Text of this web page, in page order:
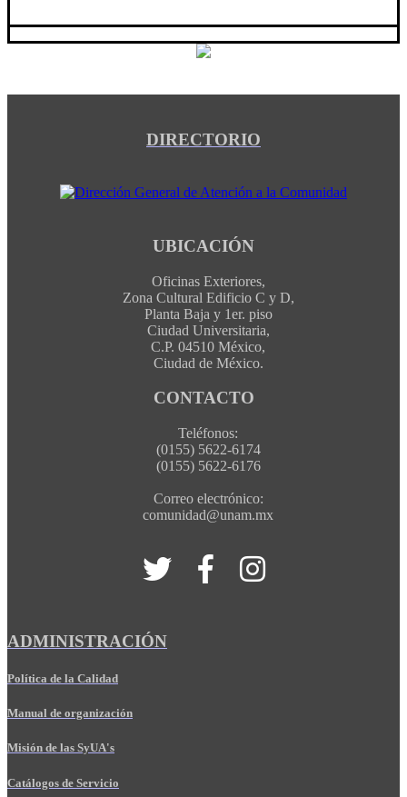
DIRECTORIO
UBICACIÓN
Oficinas Exteriores,
Zona Cultural Edificio C y D,
Planta Baja y 1er. piso
Ciudad Universitaria,
C.P. 04510 México,
Ciudad de México.
CONTACTO
Teléfonos:
(0155) 5622-6174
(0155) 5622-6176
Correo electrónico:
comunidad@unam.mx
ADMINISTRACIÓN
Política de la Calidad
Manual de organización
Misión de las SyUA's
Catálogos de Servicio